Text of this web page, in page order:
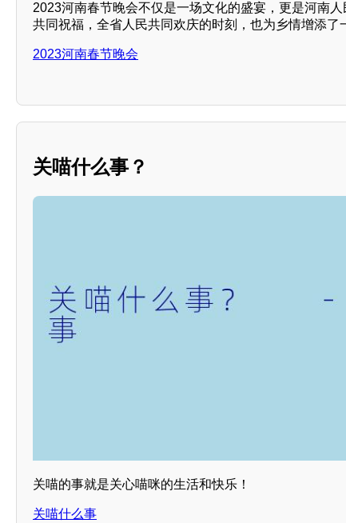
2023河南春节晚会不仅是一场文化的盛宴，更是河南
共同祝福，全省人民共同欢庆的时刻，也为乡情增添了
2023河南春节晚会
关喵什么事？
关喵的事就是关心喵咪的生活和快乐！
关喵什么事